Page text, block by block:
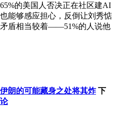
的美国人否决正在社区建AI
能够感应担心，反倒让刘秀惦
盾相当较着——51%的人说他
朗的可能藏身之处将其炸 下